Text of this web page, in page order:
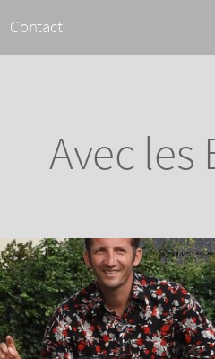
Contact
Avec les